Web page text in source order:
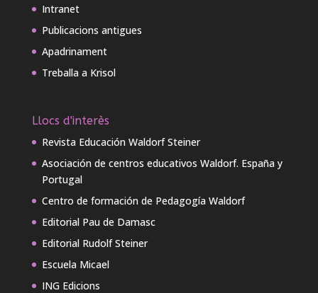
Intranet
Publicacions antigues
Apadrinament
Treballa a Krisol
Llocs d'interès
Revista Educación Waldorf Steiner
Asociación de centros educativos Waldorf. España y
Portugal
Centro de formación de Pedagogía Waldorf
Editorial Pau de Damasc
Editorial Rudolf Steiner
Escuela Micael
ING Edicions